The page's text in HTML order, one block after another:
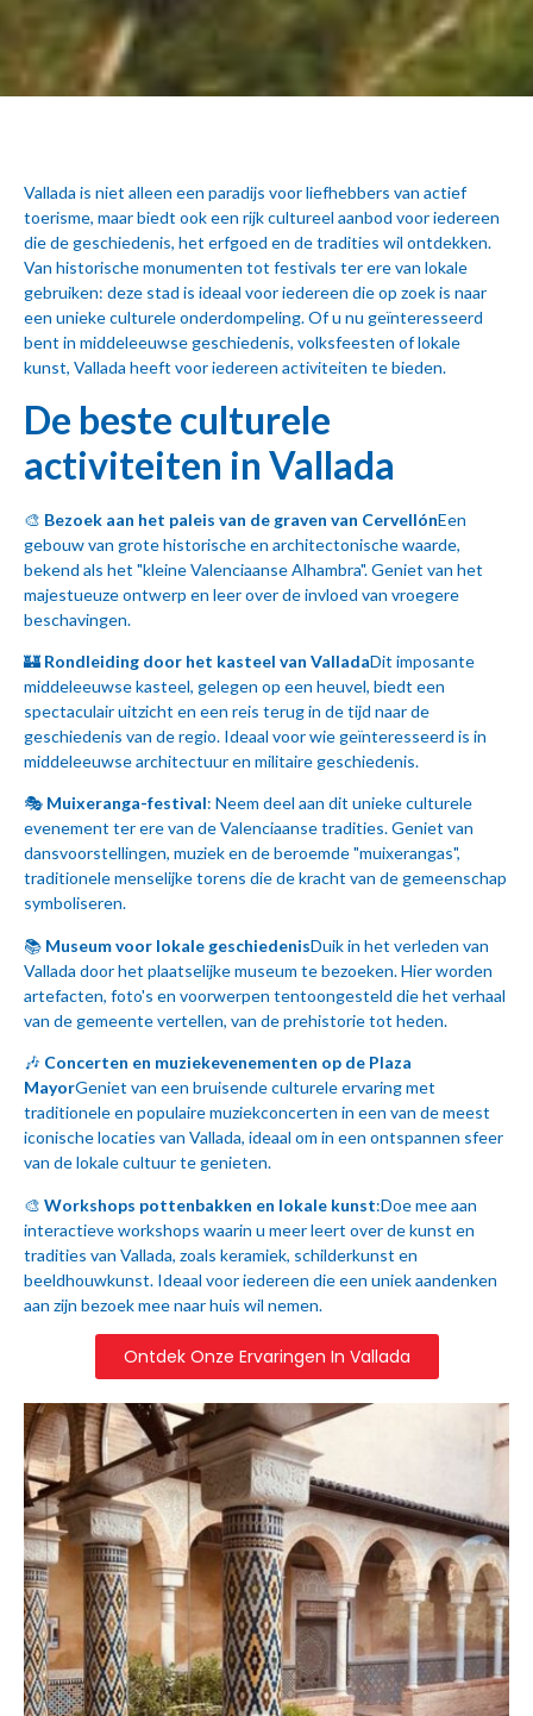
Vallada is niet alleen een paradijs voor liefhebbers van actief
toerisme, maar biedt ook een rijk cultureel aanbod voor iedereen
die de geschiedenis, het erfgoed en de tradities wil ontdekken.
Van historische monumenten tot festivals ter ere van lokale
gebruiken: deze stad is ideaal voor iedereen die op zoek is naar
een unieke culturele onderdompeling. Of u nu geïnteresseerd
bent in middeleeuwse geschiedenis, volksfeesten of lokale
kunst, Vallada heeft voor iedereen activiteiten te bieden.
De beste culturele
activiteiten in Vallada
🎨 Bezoek aan het paleis van de graven van CervellónEen
gebouw van grote historische en architectonische waarde,
bekend als het "kleine Valenciaanse Alhambra". Geniet van het
majestueuze ontwerp en leer over de invloed van vroegere
beschavingen.
🏰 Rondleiding door het kasteel van ValladaDit imposante
middeleeuwse kasteel, gelegen op een heuvel, biedt een
spectaculair uitzicht en een reis terug in de tijd naar de
geschiedenis van de regio. Ideaal voor wie geïnteresseerd is in
middeleeuwse architectuur en militaire geschiedenis.
🎭 Muixeranga-festival: Neem deel aan dit unieke culturele
evenement ter ere van de Valenciaanse tradities. Geniet van
dansvoorstellingen, muziek en de beroemde "muixerangas",
traditionele menselijke torens die de kracht van de gemeenschap
symboliseren.
📚 Museum voor lokale geschiedenisDuik in het verleden van
Vallada door het plaatselijke museum te bezoeken. Hier worden
artefacten, foto's en voorwerpen tentoongesteld die het verhaal
van de gemeente vertellen, van de prehistorie tot heden.
🎶 Concerten en muziekevenementen op de Plaza
MayorGeniet van een bruisende culturele ervaring met
traditionele en populaire muziekconcerten in een van de meest
iconische locaties van Vallada, ideaal om in een ontspannen sfeer
van de lokale cultuur te genieten.
🎨 Workshops pottenbakken en lokale kunst:Doe mee aan
interactieve workshops waarin u meer leert over de kunst en
tradities van Vallada, zoals keramiek, schilderkunst en
beeldhouwkunst. Ideaal voor iedereen die een uniek aandenken
aan zijn bezoek mee naar huis wil nemen.
Ontdek Onze Ervaringen In Vallada